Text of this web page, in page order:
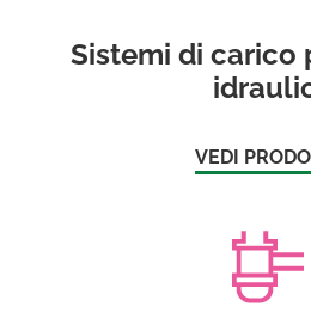
Sistemi di carico
VEDI